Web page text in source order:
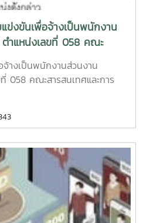
CLICK HEREขอบคุณภาพจาก
CinemaFacebook
icmaejoWebsite
MJU :www.mju.ac.th
ข่งขันเพื่อจ้างเป็นพนักงาน
ำแหน่งเลขที่ 058 คณะ
างเป็นพนักงานส่วนงาน
058 คณะสารสนเทศและการ